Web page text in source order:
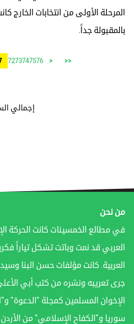
المرحلة الأولى من انتخابات الخارج
بالمقبولة جداً.
<<
<
7273747576
إجمالي
من نحن
في مطالع الخمسينات كانت الحركة
العربي قد نمت وباتت تشكل تياراً
العربية. كانت مؤلفات حسن البنا
جرى تعريبه ونشره من كتب أبي
الإخوان المسلمين كمجلة
سوريا و"الكفاح الإسلامي" من الأردن